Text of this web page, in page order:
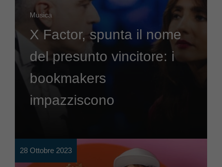
Musica
X Factor, spunta il nome
del presunto vincitore: i
bookmakers
impazziscono
28 Ottobre 2023